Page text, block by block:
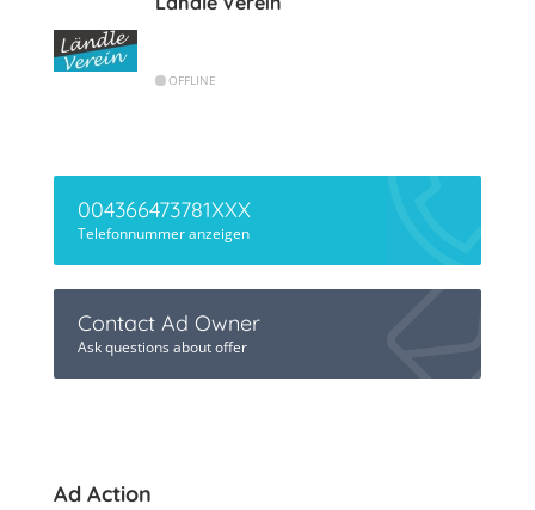
OFFLINE
004366473781XXX
Telefonnummer anzeigen
Contact Ad Owner
Ask questions about offer
Ad Action